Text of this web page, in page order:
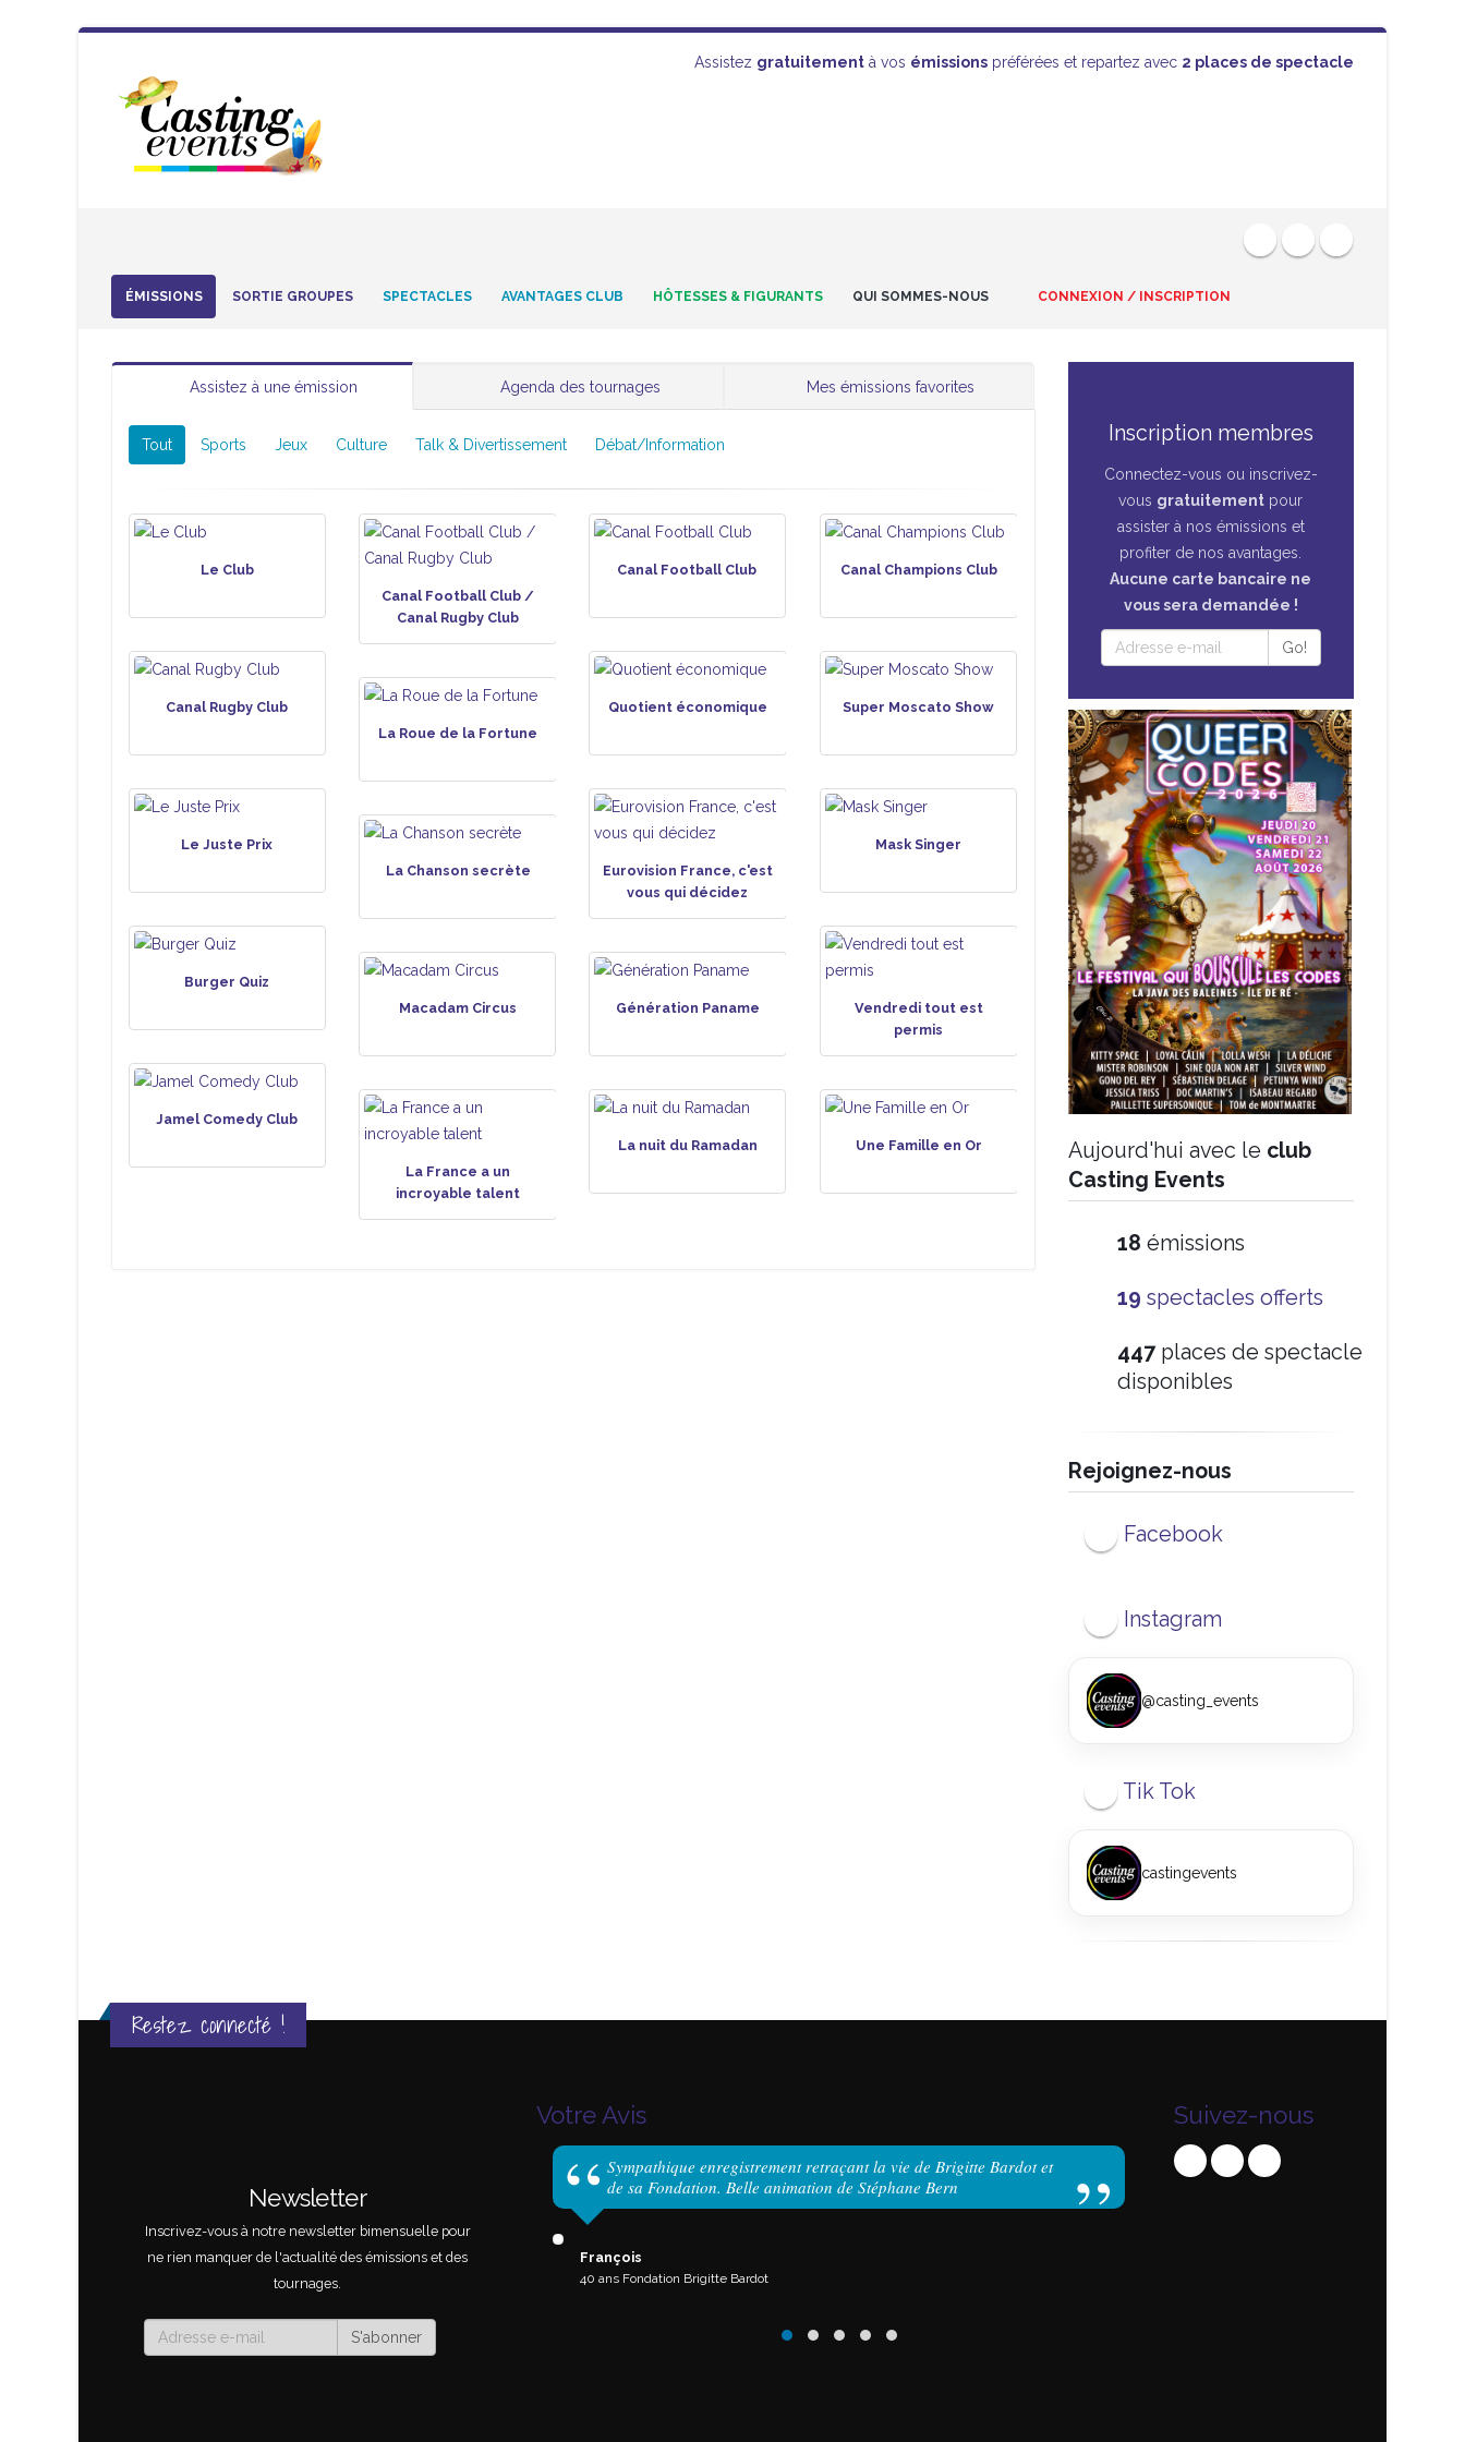
Assistez gratuitement à vos émissions préférées et repartez avec 2 places de spectacle
ÉMISSIONS SORTIE GROUPES SPECTACLES AVANTAGES CLUB HÔTESSES & FIGURANTS QUI SOMMES-NOUS CONNEXION / INSCRIPTION
Assistez à une émission Agenda des tournages Mes émissions favorites
Tout Sports Jeux Culture Talk & Divertissement Débat/Information
Le Club
Canal Football Club /
Canal Rugby Club
Canal Football Club Canal Champions Club
Canal Rugby Club Quotient économique
Super Moscato Show
La Roue de la Fortune
Le Juste Prix
Eurovision France, c'est
vous qui décidez
Mask Singer
La Chanson secrète
Burger Quiz
Vendredi tout est
permis
Macadam Circus Génération Paname
Jamel Comedy Club
La France a un
incroyable talent
La nuit du Ramadan Une Famille en Or
Inscription membres
Connectez-vous ou inscrivez-
vous gratuitement pour
assister à nos émissions et
profiter de nos avantages.
Aucune carte bancaire ne
vous sera demandée !
Go!
Aujourd'hui avec le club
Casting Events
20 émissions
21spectacles offerts
497places de spectacle
disponibles
Rejoignez-nous
Facebook
Instagram
@casting_events
Tik Tok
castingevents
Restez connecté !
Newsletter
Inscrivez-vous à notre newsletter bimensuelle pour
ne rien manquer de l'actualité des émissions et des
tournages.
S'abonner
Votre Avis
Fondation Brigitte Bardot
Sympathique enregistrement retraçant la vie de Brigitte Bardot et
de sa Fondation. Belle animation de Stéphane Bern
François
40 ans Fondation Brigitte Bardot
Suivez-nous